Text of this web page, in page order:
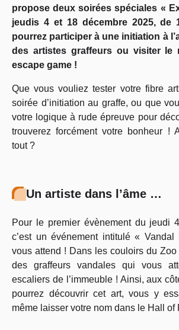
propose deux soirées spéciales «
jeudis 4 et 18 décembre 2025, de
pourrez participer à une initiation à
des artistes graffeurs ou visiter le
escape game !
Que vous vouliez tester votre fibre
soirée d’initiation au graffe, ou que
votre logique à rude épreuve pour
trouverez forcément votre bonheur !
tout ?
Un artiste dans l’âme …
Pour le premier évènement du jeudi
c’est un événement intitulé «
vous attend ! Dans les couloirs du Zoo
des graffeurs vandales qui vous
escaliers de l’immeuble ! Ainsi, aux
pourrez découvrir cet art, vous y
même laisser votre nom dans le Hall of